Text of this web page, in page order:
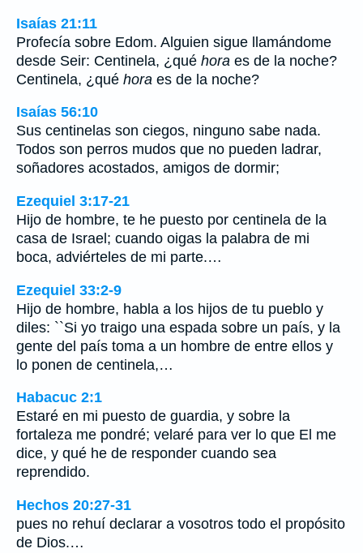
Isaías 21:11
Profecía sobre Edom. Alguien sigue llamándome
desde Seir: Centinela, ¿qué hora es de la noche?
Centinela, ¿qué hora es de la noche?
Isaías 56:10
Sus centinelas son ciegos, ninguno sabe nada.
Todos son perros mudos que no pueden ladrar,
soñadores acostados, amigos de dormir;
Ezequiel 3:17-21
Hijo de hombre, te he puesto por centinela de la
casa de Israel; cuando oigas la palabra de mi
boca, adviérteles de mi parte.…
Ezequiel 33:2-9
Hijo de hombre, habla a los hijos de tu pueblo y
diles: ``Si yo traigo una espada sobre un país, y la
gente del país toma a un hombre de entre ellos y
lo ponen de centinela,…
Habacuc 2:1
Estaré en mi puesto de guardia, y sobre la
fortaleza me pondré; velaré para ver lo que El me
dice, y qué he de responder cuando sea
reprendido.
Hechos 20:27-31
pues no rehuí declarar a vosotros todo el propósito
de Dios.…